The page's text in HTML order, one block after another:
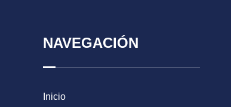
NAVEGACIÓN
Inicio